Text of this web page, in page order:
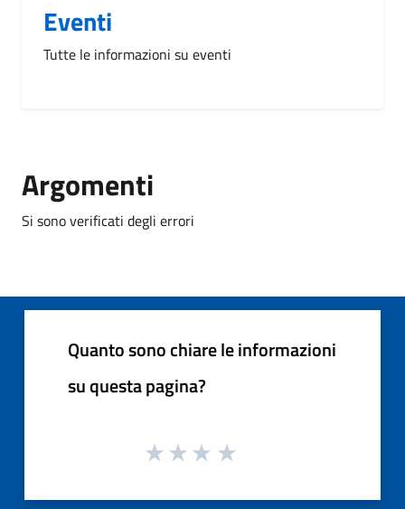
Eventi
Tutte le informazioni su eventi
Argomenti
Si sono verificati degli errori
Quanto sono chiare le informazioni
su questa pagina?